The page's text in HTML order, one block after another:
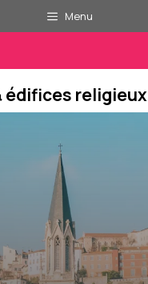
Menu
édifices religieux